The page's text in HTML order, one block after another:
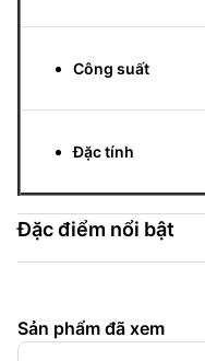
Công suất
Đặc tính
Đặc điểm nổi bật
Sản phẩm đã xem